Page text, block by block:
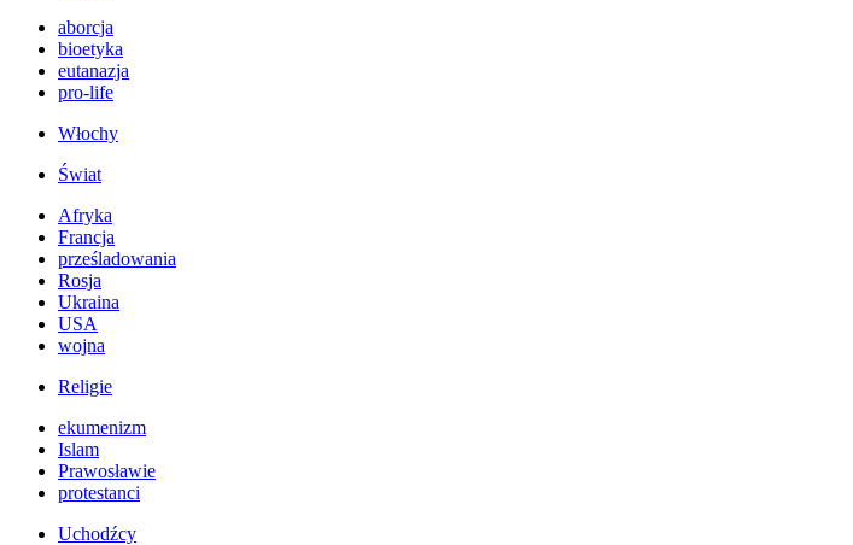
aborcja
bioetyka
eutanazja
pro-life
Włochy
Świat
Afryka
Francja
prześladowania
Rosja
Ukraina
USA
wojna
Religie
ekumenizm
Islam
Prawosławie
protestanci
Uchodźcy